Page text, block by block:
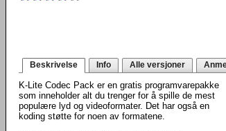
Beskrivelse Info Alle versjoner
K-Lite Codec Pack er en gratis programvarepakke
som inneholder alt du trenger for å spille de mest
populære lyd og videoformater. Det har også en
koding støtte for noen av formatene.